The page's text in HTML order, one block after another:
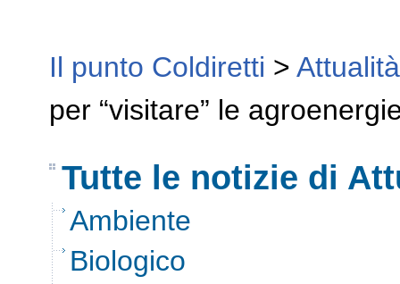
Il punto Coldiretti > Attualità
per “visitare” le
Tutte le notizie di
Ambiente
Biologico